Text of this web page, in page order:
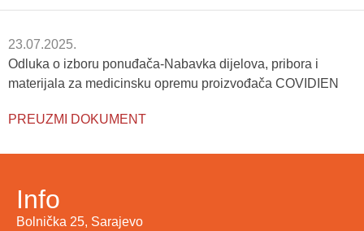
23.07.2025.
Odluka o izboru ponuđača-Nabavka dijelova, pribora i
materijala za medicinsku opremu proizvođača COVIDIEN
PREUZMI DOKUMENT
Info
Bolnička 25, Sarajevo